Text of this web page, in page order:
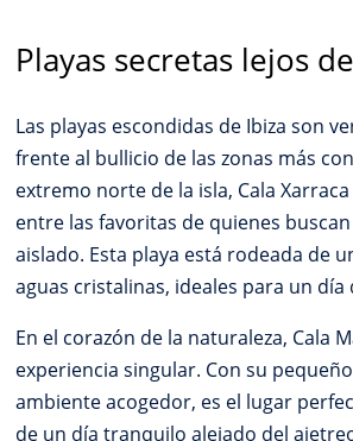
Playas secretas lejos
Las playas escondidas de Ibiza son
frente al bullicio de las zonas más
extremo norte de la isla, Cala
entre las favoritas de quienes
aislado. Esta playa está rodeada de
aguas cristalinas, ideales para un día
En el corazón de la naturaleza, Cala
experiencia singular. Con su
ambiente acogedor, es el lugar
de un día tranquilo alejado del